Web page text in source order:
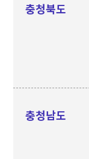
충청북도
충청남도